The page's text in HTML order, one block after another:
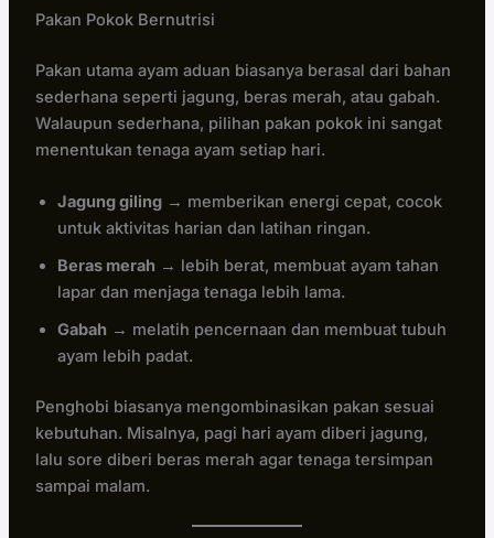
Pakan Pokok Bernutrisi
Pakan utama ayam aduan biasanya berasal dari bahan
sederhana seperti jagung, beras merah, atau gabah.
Walaupun sederhana, pilihan pakan pokok ini sangat
menentukan tenaga ayam setiap hari.
Jagung giling→ memberikan energi cepat, cocok
untuk aktivitas harian dan latihan ringan.
Beras merah → lebih berat, membuat ayam tahan
lapar dan menjaga tenaga lebih lama.
Gabah → melatih pencernaan dan membuat tubuh
ayam lebih padat.
Penghobi biasanya mengombinasikan pakan sesuai
kebutuhan. Misalnya, pagi hari ayam diberi jagung,
lalu sore diberi beras merah agar tenaga tersimpan
sampai malam.